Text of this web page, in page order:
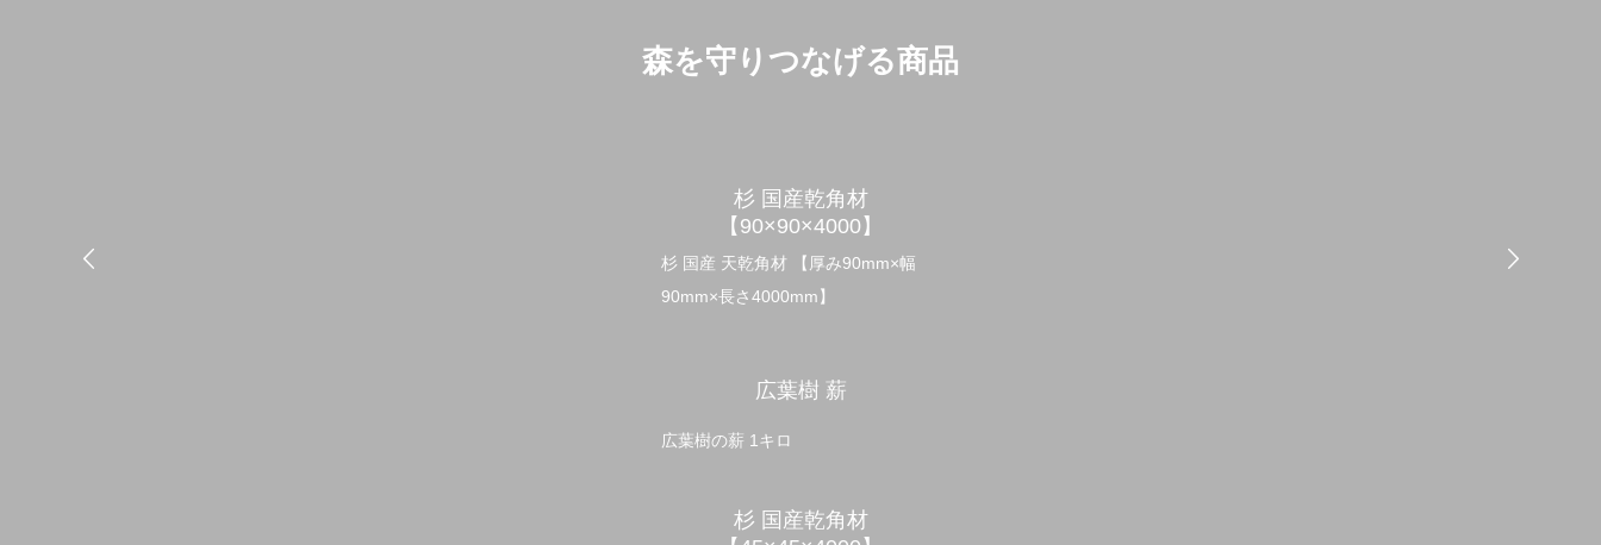
森を守りつなげる商品
杉 国産乾角材
【90×90×4000】
杉 国産 天乾角材 【厚み90mm×幅
90mm×長さ4000mm】
広葉樹 薪
広葉樹の薪 1キロ
杉 国産乾角材